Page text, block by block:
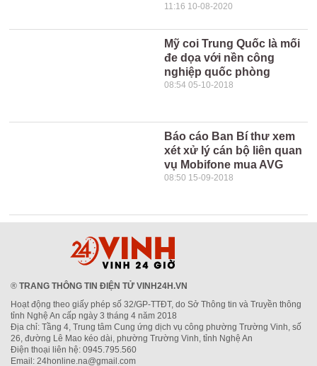
11:16 10-08-2020
Mỹ coi Trung Quốc là mối
đe dọa với nền công
nghiệp quốc phòng
08:54 05-10-2018
Báo cáo Ban Bí thư xem
xét xử lý cán bộ liên quan
vụ Mobifone mua AVG
08:50 15-09-2018
® TRANG THÔNG TIN ĐIỆN TỬ VINH24H.VN
Hoạt động theo giấy phép số 32/GP-TTĐT, do Sở Thông tin và Truyền thông
tỉnh Nghệ An cấp ngày 3 tháng 4 năm 2018
Địa chỉ: Tầng 4, Trung tâm Cung ứng dịch vụ công phường Trường Vinh, số
26, đường Lê Mao kéo dài, phường Trường Vinh, tỉnh Nghệ An
Điện thoại liên hệ: 0945.795.560
Email: 24honline.na@gmail.com